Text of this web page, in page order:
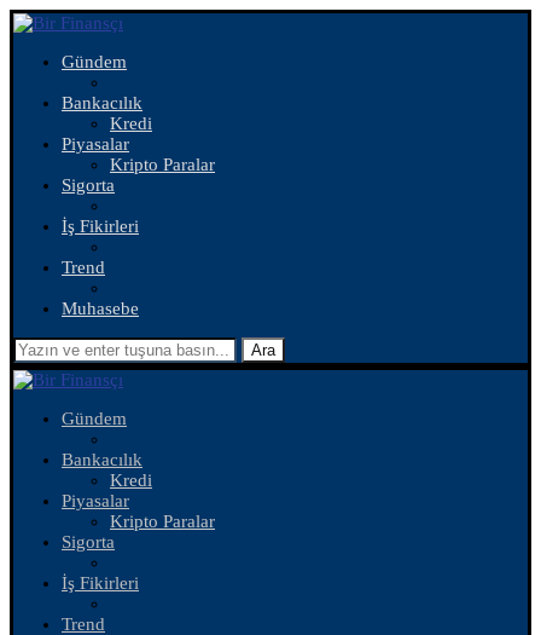
Gündem
Bankacılık
Kredi
Piyasalar
Kripto Paralar
Sigorta
İş Fikirleri
Trend
Muhasebe
Ara
Gündem
Bankacılık
Kredi
Piyasalar
Kripto Paralar
Sigorta
İş Fikirleri
Trend